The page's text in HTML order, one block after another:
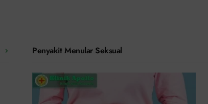
Penyakit Menular Seksual
Paling Manjur